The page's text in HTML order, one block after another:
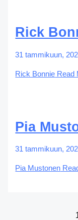
Rick
31 tammikuun,
Rick Bonnie Read
Pia
31 tammikuun,
Pia Mustonen